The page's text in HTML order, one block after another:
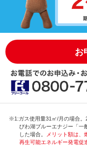
お
※1:ガス使用量31㎥/月の場合。
びわ湖ブルーエナジー「一
した場合。
メリット額は、
再生可能エネルギー発電促